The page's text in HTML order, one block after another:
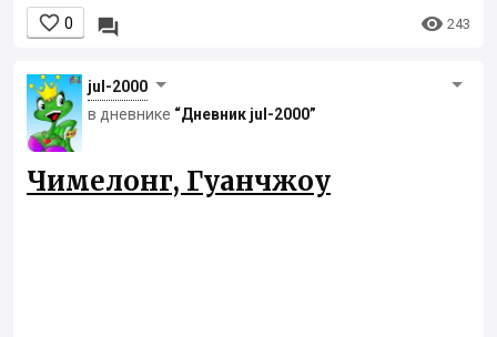
 0   243
jul-2000
в дневнике “Дневник jul-2000”
Чимелонг, Гуанчжоу